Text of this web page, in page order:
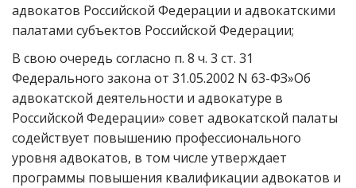
адвокатов Российской Федерации и адвокатскими
палатами субъектов Российской Федерации;
В свою очередь согласно п. 8 ч. 3 ст. 31
Федерального закона от 31.05.2002 N 63-ФЗ»Об
адвокатской деятельности и адвокатуре в
Российской Федерации» совет адвокатской палаты
содействует повышению профессионального
уровня адвокатов, в том числе утверждает
программы повышения квалификации адвокатов и